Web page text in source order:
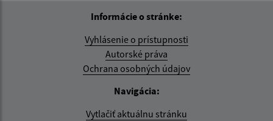
Informácie o stránke:
Vyhlásenie o prístupnosti
Autorské práva
Ochrana osobných údajov
Navigácia:
Vytlačiť aktuálnu stránku